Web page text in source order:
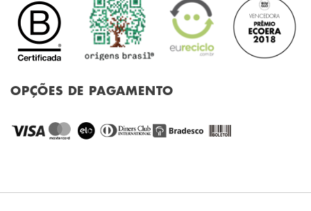
OPÇÕES DE PAGAMENTO